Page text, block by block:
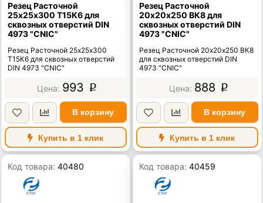
Резец Расточной
25х25х300 Т15К6 для
сквозных отверстий DIN
4973 "CNIC"
Резец Расточной 25х25х300
Т15К6 для сквозных отверстий
DIN 4973 "CNIC"
993 p
В корзину
Купить в 1 клик
Резец Расточной
20х20х250 ВК8 для
сквозных отверстий DIN
4973 "CNIC"
Резец Расточной 20х20х250 ВК8
для сквозных отверстий DIN
4973 "CNIC"
888 p
В корзину
Купить в 1 клик
Код товара:40480 Код товара:40459